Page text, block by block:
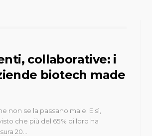
collaborative: i
biotech made
non se la passano male. E sì,
che più del 65% di loro ha
20…